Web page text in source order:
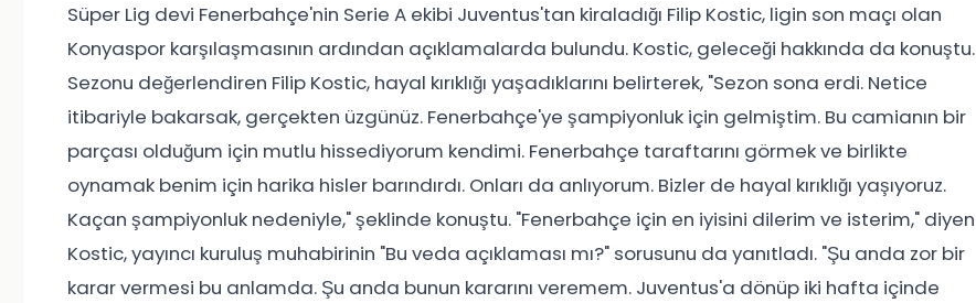
Süper Lig devi Fenerbahçe'nin Serie A ekibi Juventus'tan kiraladığı Filip Kostic, ligin son maçı olan
Konyaspor karşılaşmasının ardından açıklamalarda bulundu. Kostic, geleceği hakkında da konuştu.
Sezonu değerlendiren Filip Kostic, hayal kırıklığı yaşadıklarını belirterek, "Sezon sona erdi. Netice
itibariyle bakarsak, gerçekten üzgünüz. Fenerbahçe'ye şampiyonluk için gelmiştim. Bu camianın bir
parçası olduğum için mutlu hissediyorum kendimi. Fenerbahçe taraftarını görmek ve birlikte
oynamak benim için harika hisler barındırdı. Onları da anlıyorum. Bizler de hayal kırıklığı yaşıyoruz.
Kaçan şampiyonluk nedeniyle," şeklinde konuştu. "Fenerbahçe için en iyisini dilerim ve isterim," diyen
Kostic, yayıncı kuruluş muhabirinin "Bu veda açıklaması mı?" sorusunu da yanıtladı. "Şu anda zor bir
karar vermesi bu anlamda. Şu anda bunun kararını veremem. Juventus'a dönüp iki hafta içinde